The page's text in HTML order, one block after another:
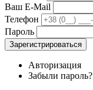
Ваш E-Mail
Телефон
Пароль
Зарегистрироваться
Авторизация
Забыли пароль?